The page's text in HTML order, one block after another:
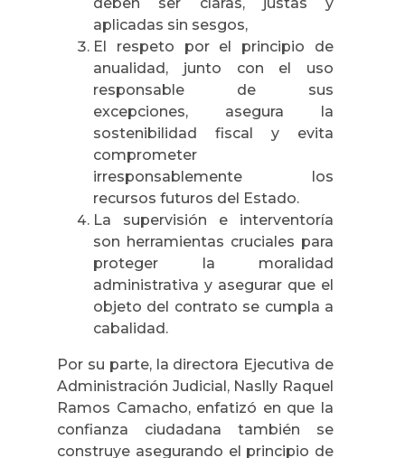
aplicadas sin sesgos,
El respeto por el principio de
anualidad, junto con el uso
responsable de sus
excepciones, asegura la
sostenibilidad fiscal y evita
comprometer
irresponsablemente los
recursos futuros del Estado.
La supervisión e interventoría
son herramientas cruciales para
proteger la moralidad
administrativa y asegurar que el
objeto del contrato se cumpla a
cabalidad.
Por su parte, la directora Ejecutiva de
Administración Judicial, Naslly Raquel
Ramos Camacho, enfatizó en que la
confianza ciudadana también se
construye asegurando el principio de